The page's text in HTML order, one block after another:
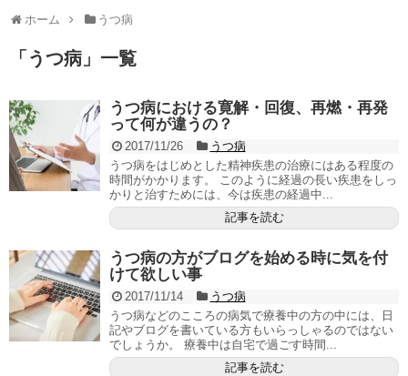
ホーム うつ病
「 うつ病 」 一覧
うつ病における寛解・回復、再燃・再発
って何が違うの？
2017/11/26
うつ病
うつ病をはじめとした精神疾患の治療にはある程度の
時間がかかります。 このように経過の長い疾患をしっ
かりと治すためには、今は疾患の経過中...
記事を読む
うつ病の方がブログを始める時に気を付
けて欲しい事
2017/11/14
うつ病
うつ病などのこころの病気で療養中の方の中には、日
記やブログを書いている方もいらっしゃるのではない
でしょうか。 療養中は自宅で過ごす時間...
記事を読む